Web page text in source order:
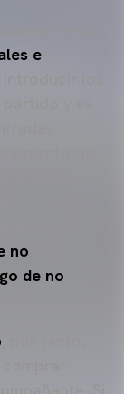
e
no
de no